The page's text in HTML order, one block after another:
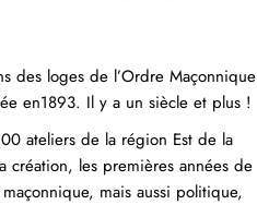
des loges de l’Ordre Maçonnique
en1893. Il y a un siècle et plus !
ateliers de la région Est de la
création, les premières années de
mais aussi politique,